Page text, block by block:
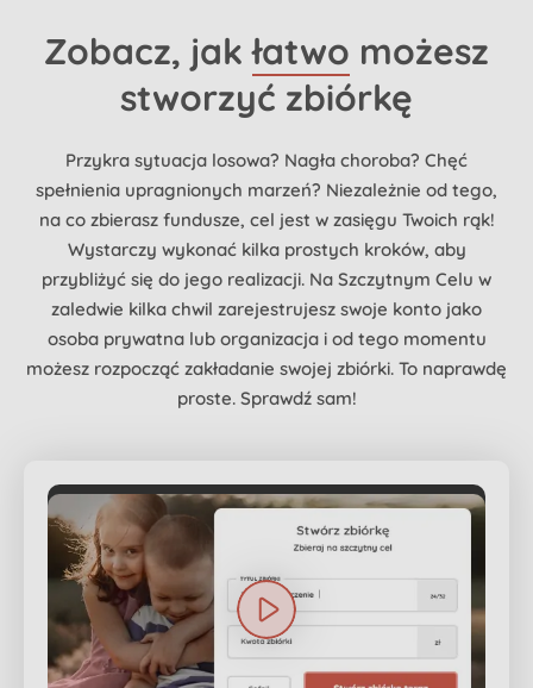
Zobacz, jakłatwo możesz
stworzyć zbiórkę
Przykra sytuacja losowa? Nagła choroba? Chęć
spełnienia upragnionych marzeń? Niezależnie od tego,
na co zbierasz fundusze, cel jest w zasięgu Twoich rąk!
Wystarczy wykonać kilka prostych kroków, aby
przybliżyć się do jego realizacji. Na Szczytnym Celu w
zaledwie kilka chwil zarejestrujesz swoje konto jako
osoba prywatna lub organizacja i od tego momentu
możesz rozpocząć zakładanie swojej zbiórki. To naprawdę
proste. Sprawdź sam!